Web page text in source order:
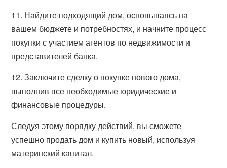
11. Найдите подходящий дом, основываясь на
вашем бюджете и потребностях, и начните процесс
покупки с участием агентов по недвижимости и
представителей банка.
12. Заключите сделку о покупке нового дома,
выполнив все необходимые юридические и
финансовые процедуры.
Следуя этому порядку действий, вы сможете
успешно продать дом и купить новый, используя
материнский капитал.